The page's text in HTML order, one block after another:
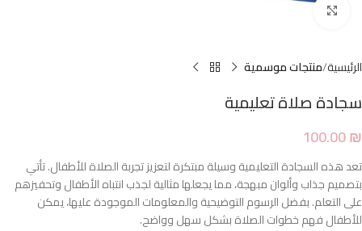
الرئيسية منتجات موسمية
سجادة صلاة تعليمية
100.00₪
تعد هذه السجادة التعليمية وسيلة مبتكرة لتعزيز تجربة الصلاة للأطفال. تأتي
بتصميم جذاب وألوان مبهجة، مما يجعلها مثالية لجذب انتباه الأطفال وتحفيزهم
على التعلم. بفضل الرسوم التوضيحية والمعلومات الموجودة عليها، يمكن
للأطفال فهم خطوات الصلاة بشكل سهل وواضح.